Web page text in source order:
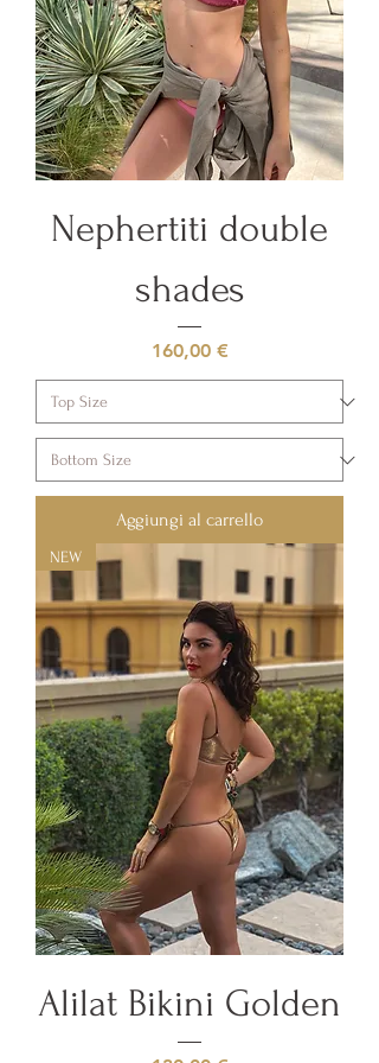
Nephertiti double
shades
Prezzo
160,00 €
Aggiungi al carrello
NEW
Alilat Bikini Golden